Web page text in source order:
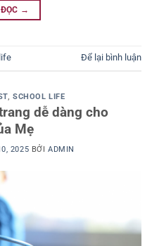
→
Để lại bình luận
,SCHOOL LIFE
dễ dàng cho
Mẹ
2025 BỞI ADMIN